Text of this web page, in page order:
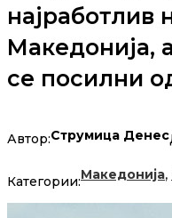
најработлив
Македонија,
се посилни
Автор:Струмица Денес
Категории:Македонија,